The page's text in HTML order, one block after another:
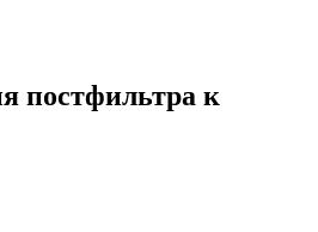
постфильтра к